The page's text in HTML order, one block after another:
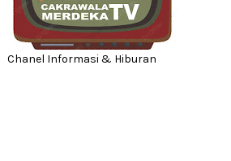
Chanel Informasi & Hiburan